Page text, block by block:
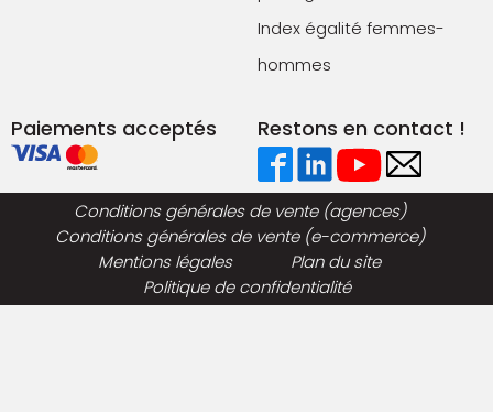
Index égalité femmes-
hommes
Paiements acceptés Restons en contact !
Conditions générales de vente (agences)
Conditions générales de vente (e-commerce)
Mentions légales
Plan du site
Politique de confidentialité